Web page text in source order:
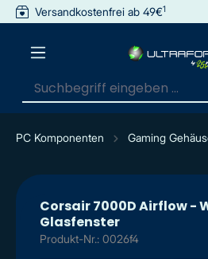
springen
Versandkostenfrei ab 49€1
PC Komponenten Gaming
Corsair 7000D Airflow -
Glasfenster
Produkt-Nr.: 0026f4